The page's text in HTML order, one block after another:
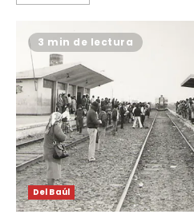
3 min de lectura
Del Baúl